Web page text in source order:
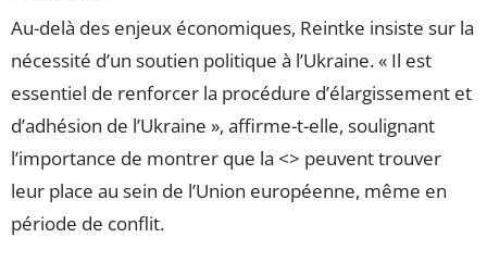
Au-delà des enjeux économiques, Reintke insiste sur la
nécessité d’un soutien politique à l’Ukraine. « Il est
essentiel de renforcer la procédure d’élargissement et
d’adhésion de l’Ukraine », affirme-t-elle, soulignant
l’importance de montrer que la <> peuvent trouver
leur place au sein de l’Union européenne, même en
période de conflit.